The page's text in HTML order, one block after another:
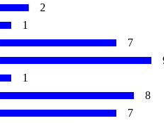
2
1
7
1
8
7